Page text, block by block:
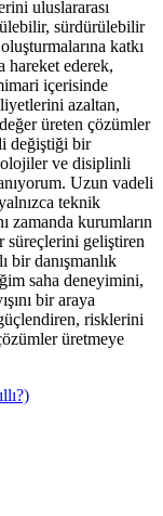
uluslararası
sürdürülebilir
katkı
hareket ederek,
içerisinde
azaltan,
üreten çözümler
değiştiği bir
ve disiplinli
Uzun vadeli
teknik
zamanda kurumların
süreçlerini geliştiren
bir danışmanlık
saha deneyimini,
bir araya
risklerini
üretmeye